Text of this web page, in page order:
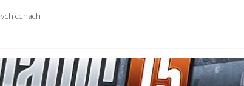
cenach